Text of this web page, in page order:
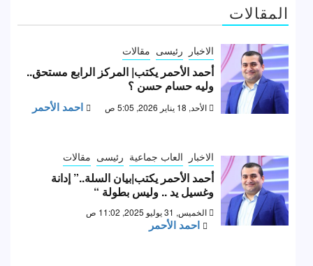
المقالات
الاخبار رئيسى مقالات
أحمد الأحمر يكتب| المركز الرابع مستحق..
وليه حسام حسن ؟
الأحد, 18 يناير 2026, 5:05 ص احمد الأحمر
الاخبار العاب جماعية رئيسى مقالات
أحمد الأحمر يكتب|بيان السلة..” إدانة
وغسيل يد .. وليس بطولة “
الخميس, 31 يوليو 2025, 11:02 ص
احمد الأحمر